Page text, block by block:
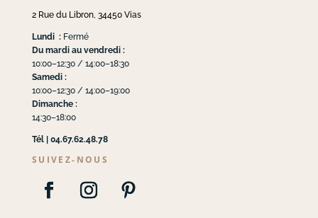
2 Rue du Libron, 34450 Vias
Lundi :Fermé
Du mardi au vendredi :
10:00–12:30 / 14:00–18:30
Samedi :
10:00–12:30 / 14:00–19:00
Dimanche :
14:30–18:00
Tél | 04.67.62.48.78
SUIVEZ-NOUS